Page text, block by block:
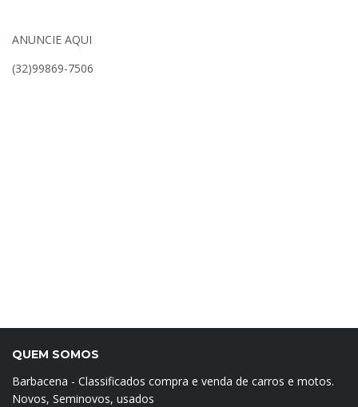
ANUNCIE AQUI
(32)99869-7506
QUEM SOMOS
Barbacena - Classificados compra e venda de carros e motos.
Novos, Seminovos, usados